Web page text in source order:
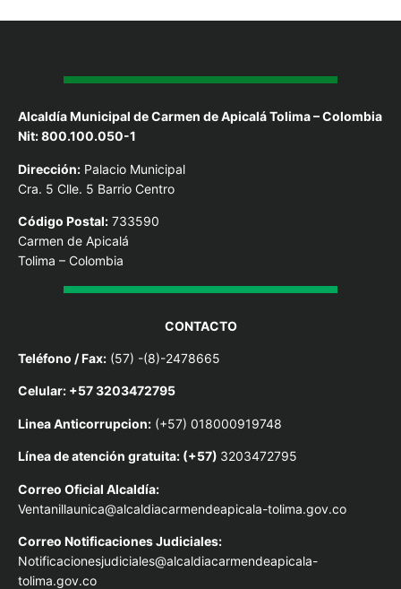
Alcaldía Municipal de Carmen de Apicalá Tolima – Colombia
Nit: 800.100.050-1
Dirección: Palacio Municipal
Cra. 5 Clle. 5 Barrio Centro
Código Postal: 733590
Carmen de Apicalá
Tolima – Colombia
CONTACTO
Teléfono / Fax: (57) -(8)-2478665
Celular: +57 3203472795
Linea Anticorrupcion: (+57) 018000919748
Línea de atención gratuita: (+57) 3203472795
Correo Oficial Alcaldía:
Ventanillaunica@alcaldiacarmendeapicala-tolima.gov.co
Correo Notificaciones Judiciales:
Notificacionesjudiciales@alcaldiacarmendeapicala-
tolima.gov.co